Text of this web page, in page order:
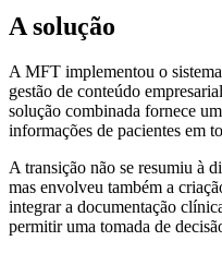
A solução
A MFT implementou o
gestão de conteúdo empresarial
solução combinada fornece
informações de pacientes em
A transição não se resumiu à
mas envolveu também a
integrar a documentação
permitir uma tomada de